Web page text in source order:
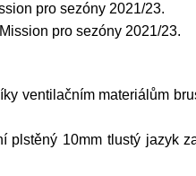
pro sezóny 2021/23.
pro sezóny 2021/23.
ventilačním materiálům
10mm tlustý jazyk